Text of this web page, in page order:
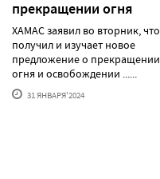
прекращении огня
ХАМАС заявил во вторник, что
получил и изучает новое
предложение о прекращении
огня и освобождении ......
31 ЯНВАРЯ'2024